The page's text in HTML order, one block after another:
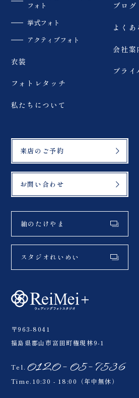
〒963-8041
福島県郡山市富田町権現林9-1
Tel. 0120-05-7536
Time.10:30 - 18:00（年中無休）
フォト
挙式フォト
アクティブフォト
衣装
フォトレタッチ
私たちについて
ブログ
よくあ
会社案
プラ
来店のご予約
お問い合わせ
紬のたけやま
スタジオれいめい